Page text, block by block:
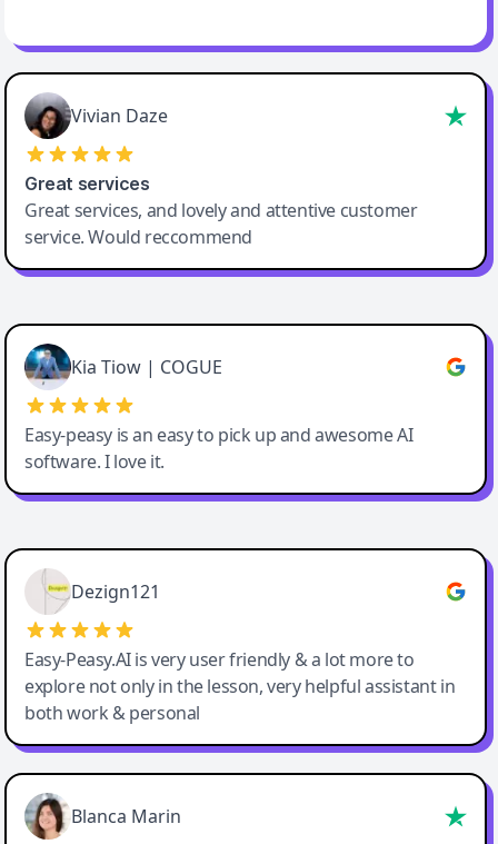
Vivian Daze
Great services
Great services, and lovely and attentive customer
service. Would reccommend
Cody Crabb
Great service, Best AI tool
Kia Tiow | COGUE
Easy-peasy is an easy to pick up and awesome AI
software. I love it.
Easy-Peasy AI
Dezign121
Easy-Peasy.AI is very user friendly & a lot more to
explore not only in the lesson, very helpful assistant in
both work & personal
Blanca Marin